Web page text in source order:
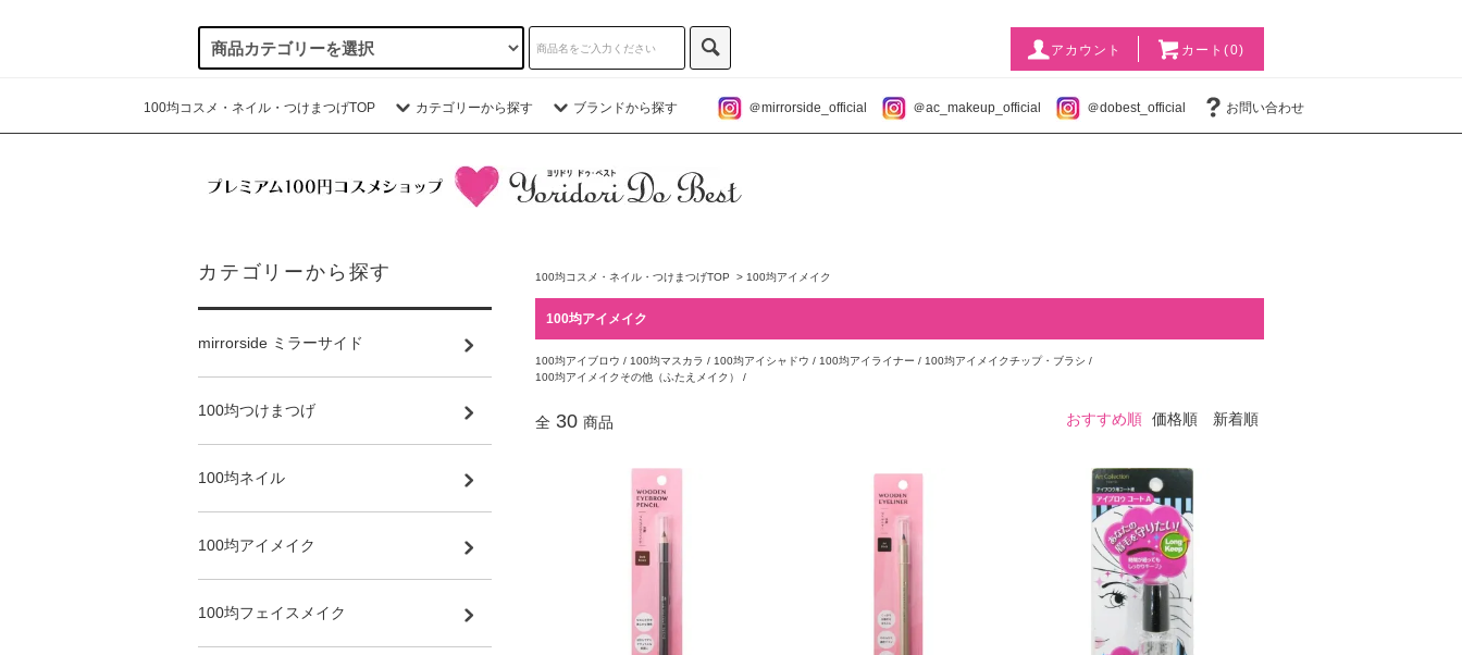
アカウント カート(0)
100均コスメ・ネイル・つけまつげTOP カテゴリーから探す ブランドから探す ＠mirrorside_official ＠ac_makeup_official ＠dobest_official お問い合わせ
100均コスメ・ネイル・つけまつげTOP > 100均アイメイク
100均アイメイク
100均アイブロウ / 100均マスカラ / 100均アイシャドウ / 100均アイライナー / 100均アイメイクチップ・ブラシ /
100均アイメイクその他（ふたえメイク） /
全 30 商品 おすすめ順 価格順 新着順
カテゴリーから探す
mirrorside ミラーサイド
100均つけまつげ
100均ネイル
100均アイメイク
100均フェイスメイク